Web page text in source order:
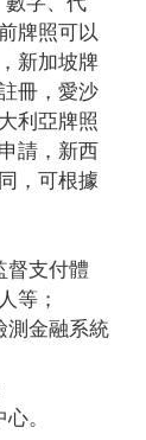
牌照可以
新加坡牌
冊，愛沙
利亞牌照
請，新西
，可根據
督支付體
等；
測金融系統
。